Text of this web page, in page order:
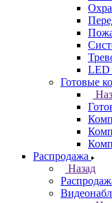
LED
Готовые
Распродажа
Назад